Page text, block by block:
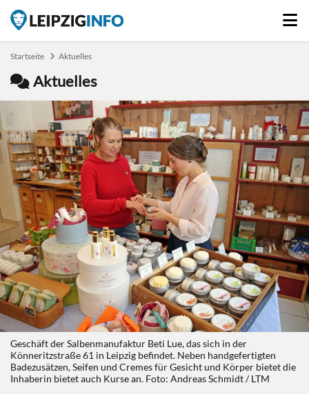
Startseite Aktuelles
Aktuelles
Geschäft der Salbenmanufaktur Beti Lue, das sich in der
Könneritzstraße 61 in Leipzig befindet. Neben handgefertigten
Badezusätzen, Seifen und Cremes für Gesicht und Körper bietet die
Inhaberin bietet auch Kurse an. Foto: Andreas Schmidt / LTM